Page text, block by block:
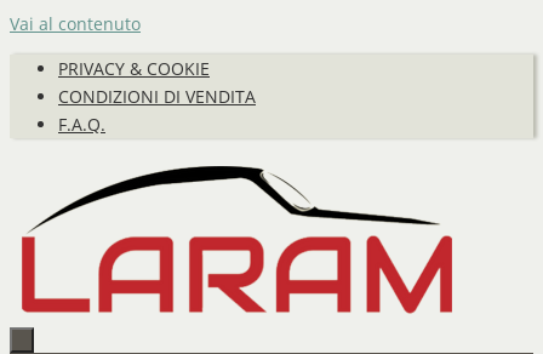
Vai al contenuto
PRIVACY & COOKIE
CONDIZIONI DI VENDITA
F.A.Q.